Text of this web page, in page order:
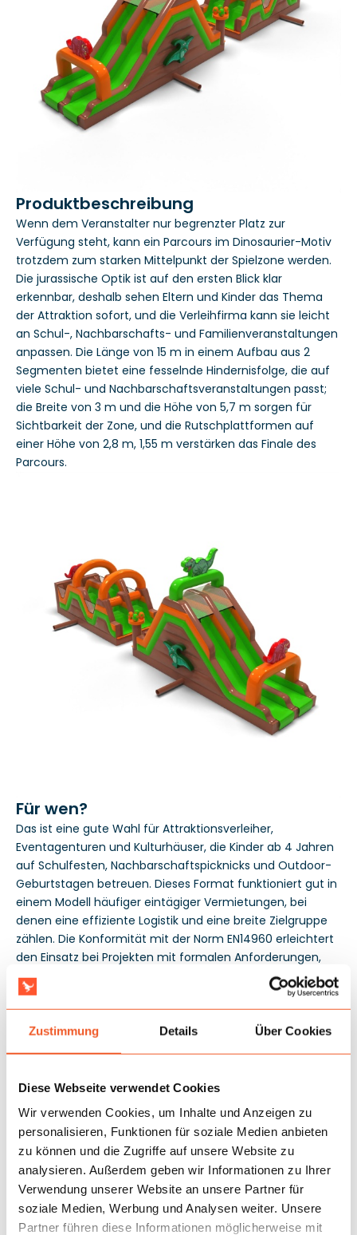
Zustimmung Details Über Cookies
Diese Webseite verwendet Cookies
Wir verwenden Cookies, um Inhalte und Anzeigen zu
personalisieren, Funktionen für soziale Medien anbieten
zu können und die Zugriffe auf unsere Website zu
analysieren. Außerdem geben wir Informationen zu Ihrer
Verwendung unserer Website an unsere Partner für
soziale Medien, Werbung und Analysen weiter. Unsere
Partner führen diese Informationen möglicherweise mit
Produktbeschreibung
Wenn dem Veranstalter nur begrenzter Platz zur
Verfügung steht, kann ein Parcours im Dinosaurier-Motiv
trotzdem zum starken Mittelpunkt der Spielzone werden.
Die jurassische Optik ist auf den ersten Blick klar
erkennbar, deshalb sehen Eltern und Kinder das Thema
der Attraktion sofort, und die Verleihfirma kann sie leicht
an Schul-, Nachbarschafts- und Familienveranstaltungen
anpassen. Die Länge von 15 m in einem Aufbau aus 2
Segmenten bietet eine fesselnde Hindernisfolge, die auf
viele Schul- und Nachbarschaftsveranstaltungen passt;
die Breite von 3 m und die Höhe von 5,7 m sorgen für
Sichtbarkeit der Zone, und die Rutschplattformen auf
einer Höhe von 2,8 m, 1,55 m verstärken das Finale des
Parcours.
Für wen?
Das ist eine gute Wahl für Attraktionsverleiher,
Eventagenturen und Kulturhäuser, die Kinder ab 4 Jahren
auf Schulfesten, Nachbarschaftspicknicks und Outdoor-
Geburtstagen betreuen. Dieses Format funktioniert gut in
einem Modell häufiger eintägiger Vermietungen, bei
denen eine effiziente Logistik und eine breite Zielgruppe
zählen. Die Konformität mit der Norm EN14960 erleichtert
den Einsatz bei Projekten mit formalen Anforderungen,
und die Garantie von 3 Jahren begrenzt das
Investitionsrisiko und unterstützt den Einsatz in den
kommenden Saisons.